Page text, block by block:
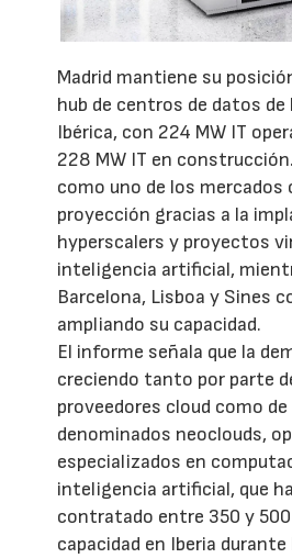
Madrid mantiene su
hub de centros de datos de
Ibérica, con 224 MW IT
228 MW IT en
como uno de los mercados
proyección gracias a la
hyperscalers y proyectos
inteligencia artificial,
Barcelona, Lisboa y Sines
ampliando su capacidad.
El informe señala que la
creciendo tanto por parte
proveedores cloud como de
denominados neoclouds,
especializados en
inteligencia artificial, que
contratado entre 350 y 500
capacidad en Iberia